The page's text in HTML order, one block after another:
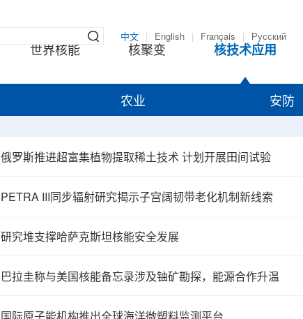
中文 English Français Русский
世界核能 核聚变 核技术应用
农业 安防
俄罗斯推进超富集植物提取稀土技术 计划开展田间试验
PETRA III同步辐射研究揭示子宫阔韧带老化机制新线索
研究堆支撑哈萨克斯坦核能安全发展
巴拉圭称与美国核能备忘录涉及铀矿勘探，能源合作升温